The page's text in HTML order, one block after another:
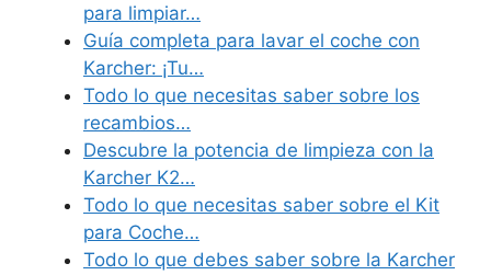
para limpiar…
Guía completa para lavar el coche con
Karcher: ¡Tu…
Todo lo que necesitas saber sobre los
recambios…
Descubre la potencia de limpieza con la
Karcher K2…
Todo lo que necesitas saber sobre el Kit
para Coche…
Todo lo que debes saber sobre la Karcher